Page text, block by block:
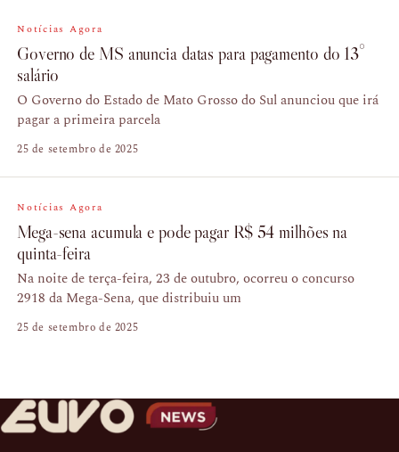
Notícias Agora
Governo de MS anuncia datas para pagamento do 13°
salário
O Governo do Estado de Mato Grosso do Sul anunciou que irá
pagar a primeira parcela
25 de setembro de 2025
Notícias Agora
Mega-sena acumula e pode pagar R$ 54 milhões na
quinta-feira
Na noite de terça-feira, 23 de outubro, ocorreu o concurso
2918 da Mega-Sena, que distribuiu um
25 de setembro de 2025